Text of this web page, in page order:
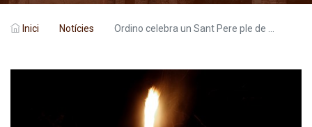
Inici Notícies Ordino celebra un Sant Pere ple de ...